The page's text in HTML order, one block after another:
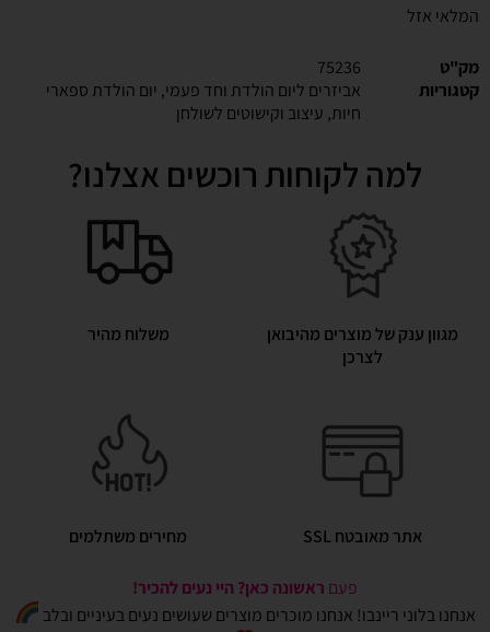
המלאי אזל
מק"ט
75236
קטגוריות
אביזרים ליום הולדת וחד פעמי, יום הולדת ספארי
חיות, עיצוב וקישוטים לשולחן
למה לקוחות רוכשים אצלנו?
מגוון ענק של מוצרים מהיבואן
לצרכן
משלוח מהיר
אתר מאובטח SSL מחירים משתלמים
פעם ראשונה כאן? היי נעים להכיר!
אנחנו בלוני ריינבו! אנחנו מוכרים מוצרים שעושים נעים בעיניים ובלב